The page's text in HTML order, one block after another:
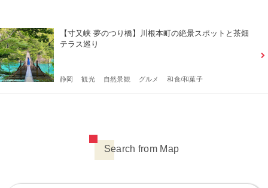
【寸又峡 夢のつり橋】川根本町の絶景スポットと茶畑
テラス巡り
静岡 観光 自然景観 グルメ 和食/和菓子
Search from Map